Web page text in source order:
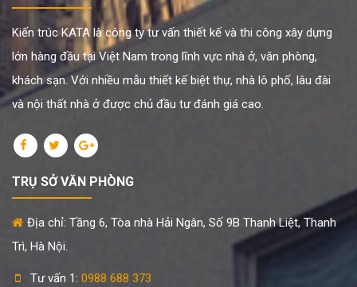
Kiến trúc KATA là công ty tư vấn thiết kế và thi công xây dựng
lớn hàng đầu tại Việt Nam trong lĩnh vực nhà ở, văn phòng,
khách sạn. Với nhiều mẫu thiết kế biệt thự, nhà lô phố, lâu đài
và nội thất nhà ở được chủ đầu tư đánh giá cao.
TRỤ SỞ VĂN PHÒNG
Địa chỉ: Tầng 6, Tòa nhà Hải Ngân, Số 9B Thanh Liệt, Thanh
Trì, Hà Nội.
Tư vấn 1: 0988 688 373